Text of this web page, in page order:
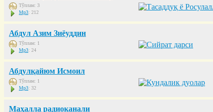
Тўплам: 3
Mp3: 212
Абдул Азим Зиёуддин
Тўплам: 1
Mp3: 24
Абдулқайюм Исмоил
Тўплам: 1
Mp3: 32
Маҳалла радиоканали